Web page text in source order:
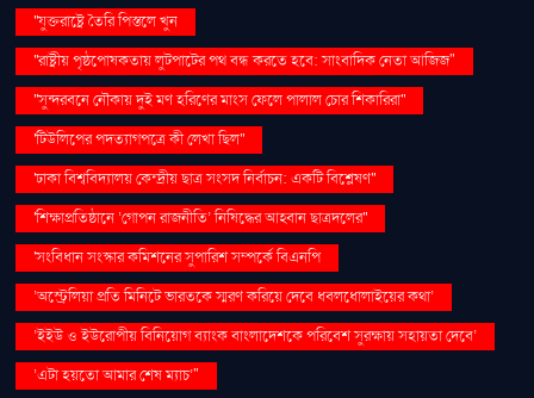
''যুক্তরাষ্ট্রে তৈরি পিস্তলে খুন
''রাষ্ট্রীয় পৃষ্ঠপোষকতায় লুটপাটের পথ বন্ধ করতে হবে: সাংবাদিক নেতা আজিজ"
''সুন্দরবনে নৌকায় দুই মণ হরিণের মাংস ফেলে পালাল চোর শিকারিরা''
'টিউলিপের পদত্যাগপত্রে কী লেখা ছিল''
'ঢাকা বিশ্ববিদ্যালয় কেন্দ্রীয় ছাত্র সংসদ নির্বাচন: একটি বিশ্লেষণ''
'শিক্ষাপ্রতিষ্ঠানে ‘গোপন রাজনীতি’ নিষিদ্ধের আহ্বান ছাত্রদলের''
'সংবিধান সংস্কার কমিশনের সুপারিশ সম্পর্কে বিএনপি
‘অস্ট্রেলিয়া প্রতি মিনিটে ভারতকে স্মরণ করিয়ে দেবে ধবলধোলাইয়ের কথা’
‘ইইউ ও ইউরোপীয় বিনিয়োগ ব্যাংক বাংলাদেশকে পরিবেশ সুরক্ষায় সহায়তা দেবে’
‘এটা হয়তো আমার শেষ ম্যাচ’"